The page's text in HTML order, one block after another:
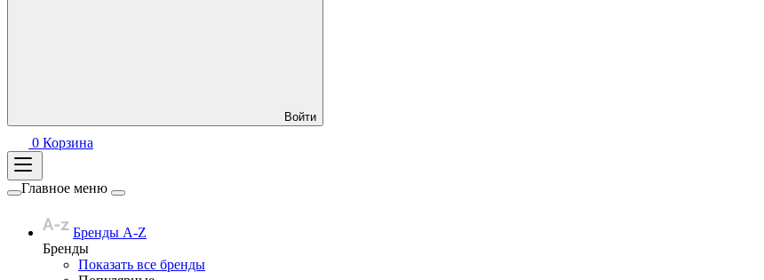
Войти
0 Корзина
Главное меню
Бренды A-Z
Бренды
Показать все бренды